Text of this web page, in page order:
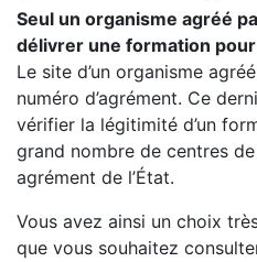
Seul un organisme agréé
délivrer une formation
Le site d’un organisme
numéro d’agrément. Ce
vérifier la légitimité d’un
grand nombre de centres
agrément de l’État.
Vous avez ainsi un choix
que vous souhaitez